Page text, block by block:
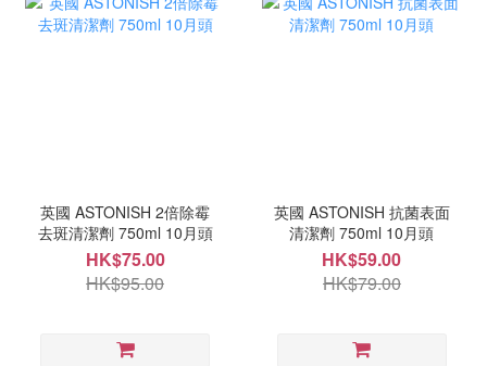
英國 ASTONISH 2倍除霉
去斑清潔劑 750ml 10月頭
HK$75.00
HK$95.00
英國 ASTONISH 抗菌表面
清潔劑 750ml 10月頭
HK$59.00
HK$79.00